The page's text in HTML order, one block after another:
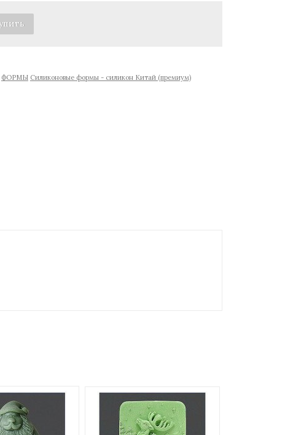
ФОРМЫ Cиликоновые формы - силикон Китай (премиум)